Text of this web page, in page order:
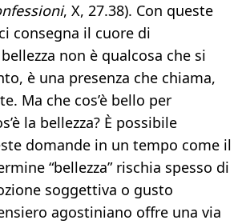
, X, 27.38). Con queste
consegna il cuore di
non è qualcosa che si
è una presenza che chiama,
Ma che cos’è bello per
la bellezza? È possibile
domande in un tempo come il
“bellezza” rischia spesso di
soggettiva o gusto
agostiniano offre una via